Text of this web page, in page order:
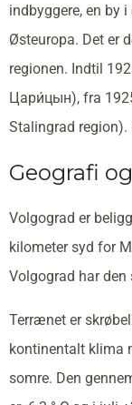
indbyggere, en by
Østeuropa. Det er
regionen. Indtil
Цари́цын), fra
Stalingrad region).
Geografi
Volgograd er
kilometer syd for
Volgograd har
Terrænet er
kontinentalt klima
somre. Den